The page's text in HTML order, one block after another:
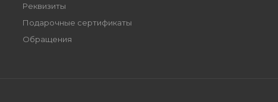
Реквизиты
Подарочные сертификаты
Обращения